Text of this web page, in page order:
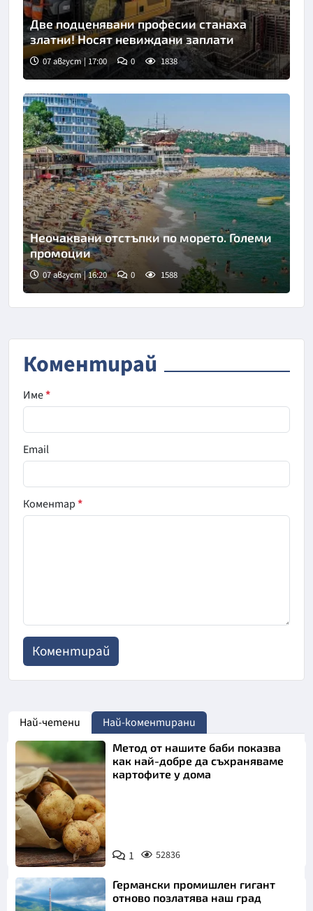
Две подценявани професии станаха
златни! Носят невиждани заплати
07 август | 17:00 0 1838
Неочаквани отстъпки по морето. Големи
промоции
07 август | 16:20 0 1588
Коментирай
Име*
Email
Коментар*
Най-четени Най-коментирани
Снимка:
Пиксабей
Метод от нашите баби показва
как най-добре да съхраняваме
картофите у дома
1 52836
Германски промишлен гигант
отново позлатява наш град